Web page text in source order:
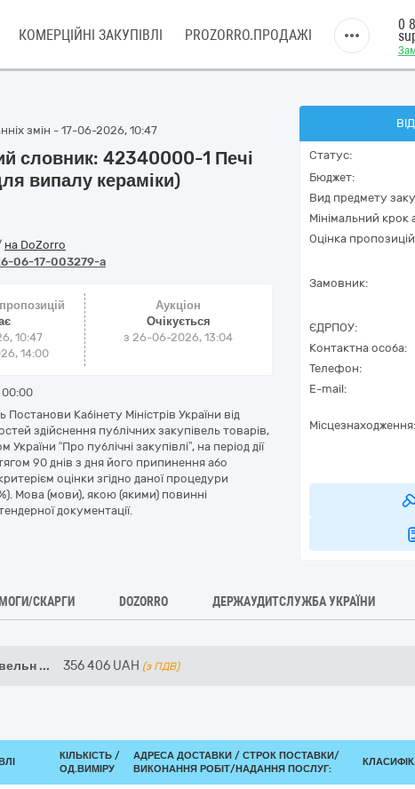
КОМЕРЦІЙНІ ЗАКУПІВЛІ PROZORRO.ПРОДАЖІ
0
змін - 17-06-2026, 10:47
словник: 42340000-1 Печі
випалу кераміки)
на DoZorro
06-17-003279-a
10:47
14:00
Аукціон
Очікується
з26-06-2026, 13:04
Кабінету Міністрів України від
здійснення публічних закупівель товарів,
“Про публічні закупівлі”, на період дії
90 днів з дня його припинення або
оцінки згідно даної процедури
Мова (мови), якою (якими) повинні
документації.
Статус:
Бюджет:
Вид предмету
Мінімальний крок
Оцінка
Замовник:
ЄДРПОУ:
Контактна особа:
Телефон:
E-mail:
Місцезнаходження:
СКАРГИ DOZORRO ДЕРЖАУДИТСЛУЖБА УКРАЇНИ
... 356 406 UAH (з ПДВ)
КІЛЬКІСТЬ /
ОД.ВИМІРУ
АДРЕСА ДОСТАВКИ / СТРОК ПОСТАВКИ/
ВИКОНАННЯ РОБІТ/НАДАННЯ ПОСЛУГ: